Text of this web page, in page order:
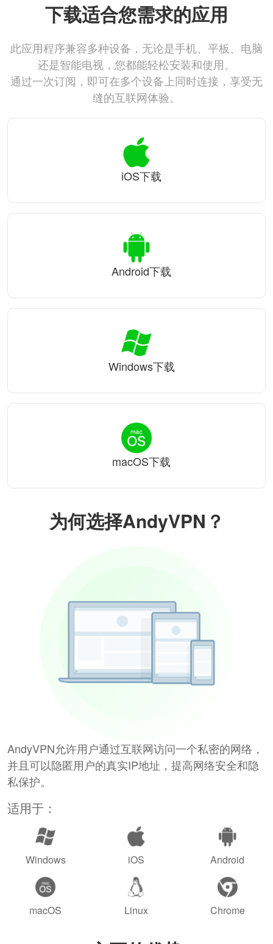
为何选择AndyVPN？
AndyVPN允许用户通过互联网访问一个私密的网络，
并且可以隐匿用户的真实IP地址，提高网络安全和隐
私保护。
适用于：
Windows iOS Android
macOS Linux Chrome
下载适合您需求的应用
此应用程序兼容多种设备，无论是手机、平板、电脑
还是智能电视，您都能轻松安装和使用。
通过一次订阅，即可在多个设备上同时连接，享受无
缝的互联网体验。
iOS下载
Android下载
Windows下载
macOS下载